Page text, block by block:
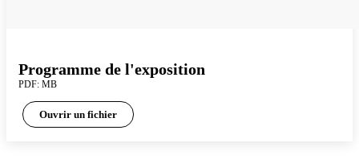
Programme de l'exposition
PDF: MB
Ouvrir un fichier